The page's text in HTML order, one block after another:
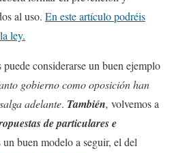
al uso. En este artículo podréis
ley.
considerarse un buen ejemplo
gobierno como oposición han
adelante. También, volvemos a
de particulares e
un buen modelo a seguir, el del